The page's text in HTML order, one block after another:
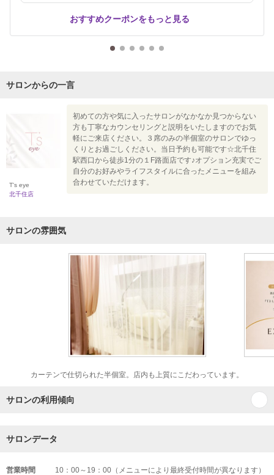
おすすめクーポンをもっと見る
サロンからの一言
T's eye
北千住店
初めての方や気に入ったサロンがなかなか見つからない
方も丁寧なカウンセリングと説明をいたしますのでお気
軽にご来店ください。３席のみの半個室のサロンでゆっ
くりとお過ごしください。当日予約も可能です☆北千住
駅西口から徒歩1分の１F路面店です♪オプション充実でご
自分のお好みやライフスタイルに合ったメニューを組み
合わせていただけます。
サロンの雰囲気
カーテンで仕切られた半個室。店内も上質にこだわっています。
サロンの利用傾向
サロンデータ
営業時間 10：00～19：00（メニューにより最終受付時間が異なります）